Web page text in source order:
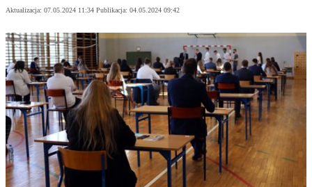
Aktualizacja: 07.05.2024 11:34 Publikacja: 04.05.2024 09:42